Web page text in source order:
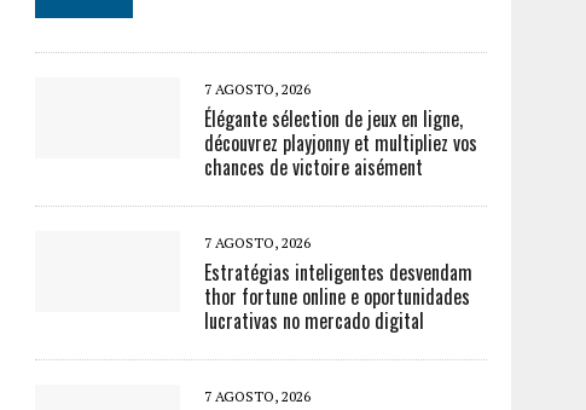
7 AGOSTO, 2026
Élégante sélection de jeux en ligne,
découvrez playjonny et multipliez vos
chances de victoire aisément
7 AGOSTO, 2026
Estratégias inteligentes desvendam
thor fortune online e oportunidades
lucrativas no mercado digital
7 AGOSTO, 2026